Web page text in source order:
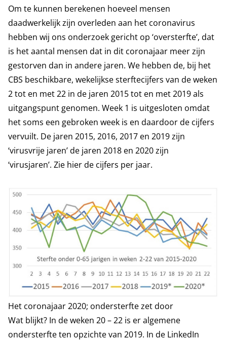
Om te kunnen berekenen hoeveel mensen
daadwerkelijk zijn overleden aan het coronavirus
hebben wij ons onderzoek gericht op ‘oversterfte’, dat
is het aantal mensen dat in dit coronajaar meer zijn
gestorven dan in andere jaren. We hebben de, bij het
CBS beschikbare, wekelijkse sterftecijfers van de weken
2 tot en met 22 in de jaren 2015 tot en met 2019 als
uitgangspunt genomen. Week 1 is uitgesloten omdat
het soms een gebroken week is en daardoor de cijfers
vervuilt. De jaren 2015, 2016, 2017 en 2019 zijn
‘virusvrije jaren’ de jaren 2018 en 2020 zijn
‘virusjaren’. Zie hier de cijfers per jaar.
Het coronajaar 2020; ondersterfte zet door
Wat blijkt? In de weken 20 – 22 is er algemene
ondersterfte ten opzichte van 2019. In de LinkedIn